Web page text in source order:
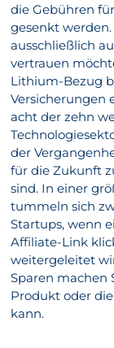
die Gebühren
gesenkt
ausschließlich
vertrauen
Lithium-Bezug
Versicherungen
acht der zehn
der
für die Zukunft
sind. In einer
tummeln sich
Startups, wenn
Affiliate-Link
weitergeleitet
Sparen machen
Produkt oder
kann.